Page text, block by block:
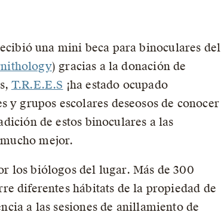
una mini beca para binoculares del
) gracias a la donación de
T.R.E.E.S ¡ha estado ocupado
y grupos escolares deseosos de conocer
de estos binoculares a las
mejor.
los biólogos del lugar. Más de 300
diferentes hábitats de la propiedad de
a las sesiones de anillamiento de